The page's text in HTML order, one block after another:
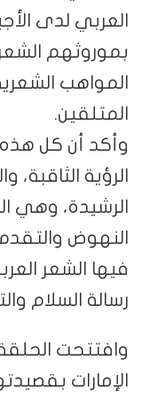
العربي لدى
بموروثهم
المواهب
المتلقين.
وأكد أن كل هذه
الرؤية
الرشيدة، وهي
النهوض
فيها الشعر
رسالة السلام
وافتتحت
الإمارات